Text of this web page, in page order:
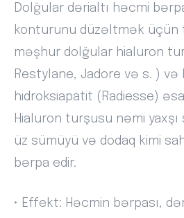
Dolğular dərialtı həcmi
konturunu düzəltmək üçün
məşhur dolğular hialuron
Restylane, Jadore və s. ) və
hidroksiapatit (Radiesse)
Hialuron turşusu nəmi yaxşı
üz sümüyü və dodaq kimi
bərpa edir.
• Effekt: Həcmin bərpası,